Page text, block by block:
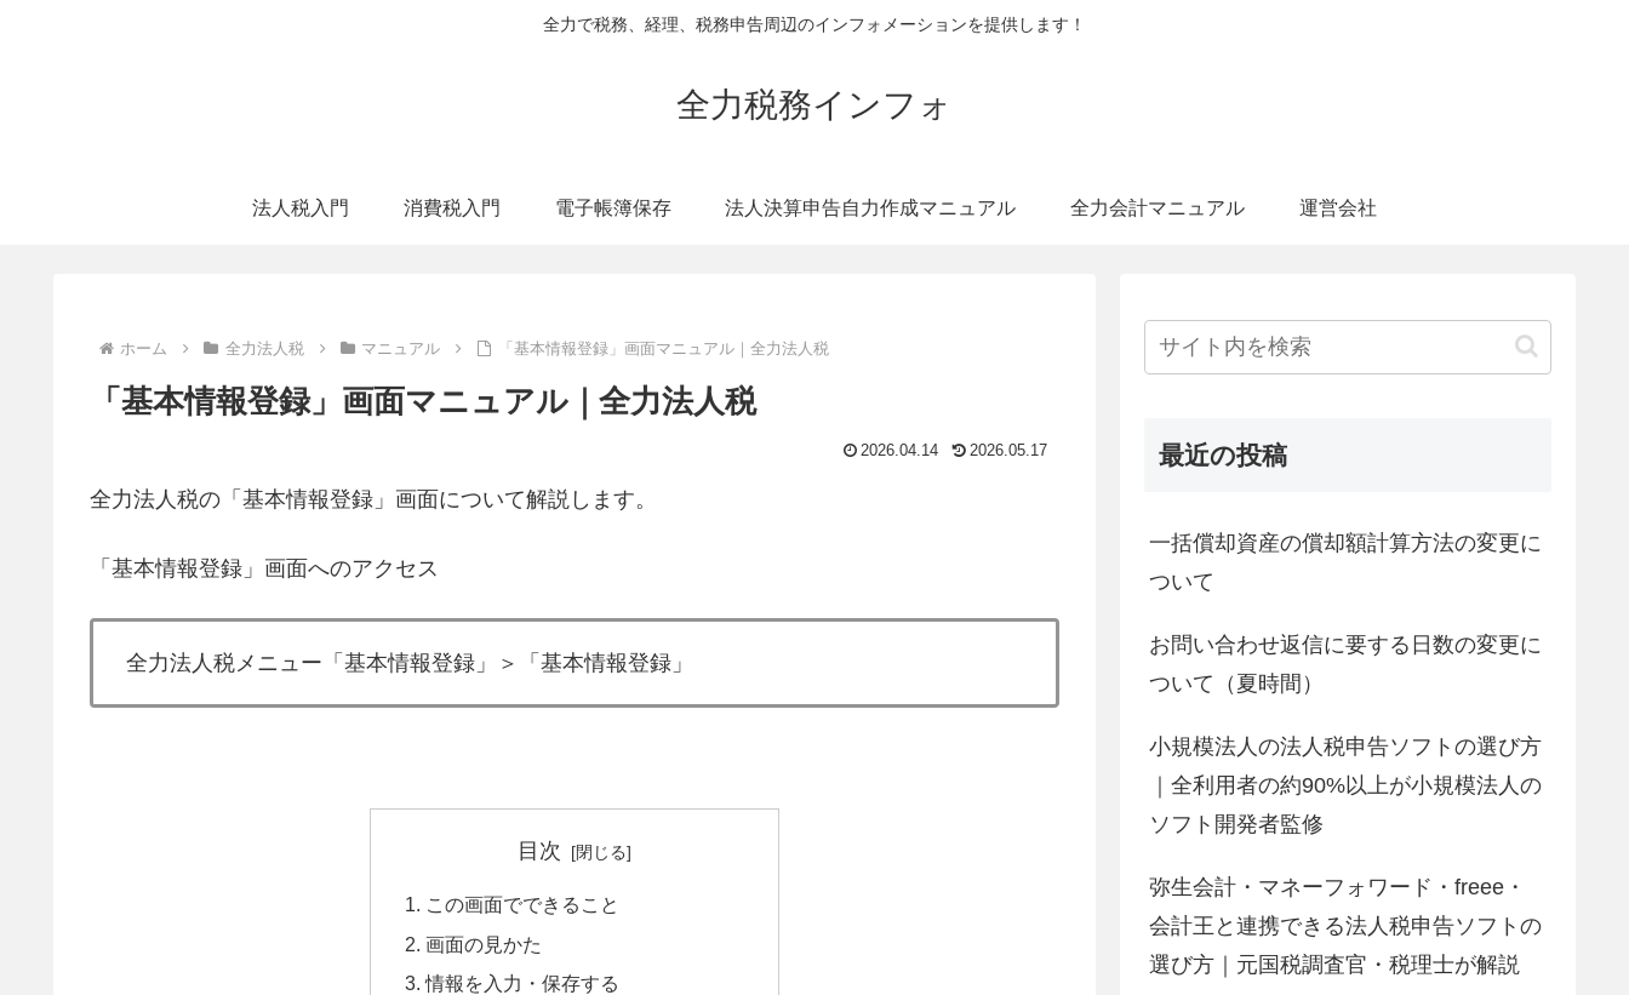
全力で税務、経理、税務申告周辺のインフォメーションを提供します！
全力税務インフォ
法人税入門 消費税入門 電子帳簿保存 法人決算申告自力作成マニュアル 全力会計マニュアル 運営会社
ホーム 全力法人税 マニュアル 「基本情報登録」画面マニュアル｜全力法人税
「基本情報登録」画面マニュアル｜全力法人税
2026.04.14 2026.05.17
全力法人税の「基本情報登録」画面について解説します。
「基本情報登録」画面へのアクセス
全力法人税メニュー「基本情報登録」＞「基本情報登録」
目次
1. この画面でできること
2. 画面の見かた
3. 情報を入力・保存する
最近の投稿
一括償却資産の償却額計算方法の変更に
ついて
お問い合わせ返信に要する日数の変更に
ついて（夏時間）
小規模法人の法人税申告ソフトの選び方
｜全利用者の約90%以上が小規模法人の
ソフト開発者監修
弥生会計・マネーフォワード・freee・
会計王と連携できる法人税申告ソフトの
選び方｜元国税調査官・税理士が解説